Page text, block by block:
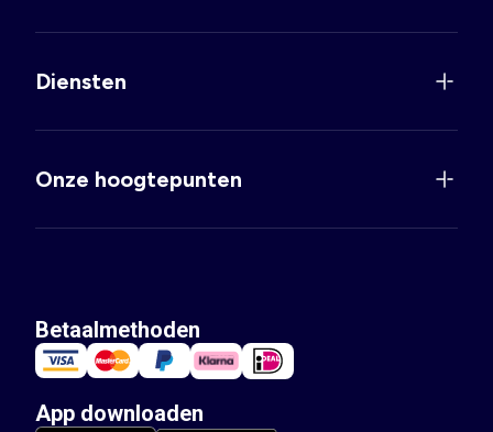
Diensten
Onze hoogtepunten
Betaalmethoden
App downloaden